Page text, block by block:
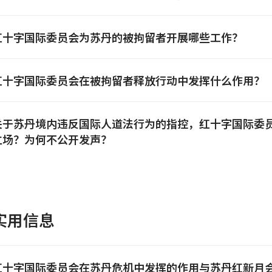
字国际委员会为苏丹的被拘留者开展哪些工作？
字国际委员会在被拘留者释放行动中发挥什么作用？
苏丹境内违反国际人道法行为的指控，红十字国际委
？为何不公开发声？
用信息
字国际委员会在苏丹危机中发挥的作用与苏丹红新月